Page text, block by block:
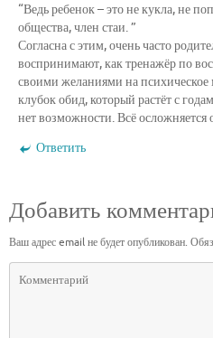
“Ведь ребенок – это не кукла, не
общества, член стаи. ”
Согласна с этим, очень часто
воспринимают, как тренажёр по
своими желаниями на
клубок обид, который растёт с
нет возможности. Всё
Ответить
Добавить
Ваш адрес email не будет опубликован.